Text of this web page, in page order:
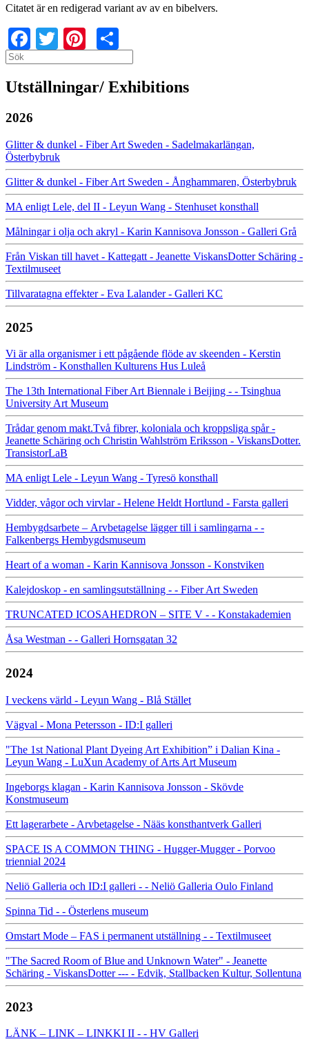
Citatet är en redigerad variant av av en bibelvers.
Facebook
TwitterPinterest
Search
Utställningar/ Exhibitions
2026
Glitter & dunkel - Fiber Art Sweden - Sadelmakarlängan,
Österbybruk
Glitter & dunkel - Fiber Art Sweden - Ånghammaren, Österbybruk
MA enligt Lele, del II - Leyun Wang - Stenhuset konsthall
Målningar i olja och akryl - Karin Kannisova Jonsson - Galleri Grå
Från Viskan till havet - Kattegatt - Jeanette ViskansDotter Schäring -
Textilmuseet
Tillvaratagna effekter - Eva Lalander - Galleri KC
2025
Vi är alla organismer i ett pågående flöde av skeenden - Kerstin
Lindström - Konsthallen Kulturens Hus Luleå
The 13th International Fiber Art Biennale i Beijing - - Tsinghua
University Art Museum
Trådar genom makt.Två fibrer, koloniala och kroppsliga spår -
Jeanette Schäring och Christin Wahlström Eriksson - ViskansDotter.
TransistorLaB
MA enligt Lele - Leyun Wang - Tyresö konsthall
Vidder, vågor och virvlar - Helene Heldt Hortlund - Farsta galleri
Hembygdsarbete – Arvbetagelse lägger till i samlingarna - -
Falkenbergs Hembygdsmuseum
Heart of a woman - Karin Kannisova Jonsson - Konstviken
Kalejdoskop - en samlingsutställning - - Fiber Art Sweden
TRUNCATED ICOSAHEDRON – SITE V - - Konstakademien
Åsa Westman - - Galleri Hornsgatan 32
2024
I veckens värld - Leyun Wang - Blå Stället
Vägval - Mona Petersson - ID:I galleri
"The 1st National Plant Dyeing Art Exhibition” i Dalian Kina -
Leyun Wang - LuXun Academy of Arts Art Museum
Ingeborgs klagan - Karin Kannisova Jonsson - Skövde
Konstmuseum
Ett lagerarbete - Arvbetagelse - Nääs konsthantverk Galleri
SPACE IS A COMMON THING - Hugger-Mugger - Porvoo
triennial 2024
Neliö Galleria och ID:I galleri - - Neliö Galleria Oulo Finland
Spinna Tid - - Österlens museum
Omstart Mode – FAS i permanent utställning - - Textilmuseet
"The Sacred Room of Blue and Unknown Water" - Jeanette
Schäring - ViskansDotter --- - Edvik, Stallbacken Kultur, Sollentuna
2023
LÄNK – LINK – LINKKI II - - HV Galleri